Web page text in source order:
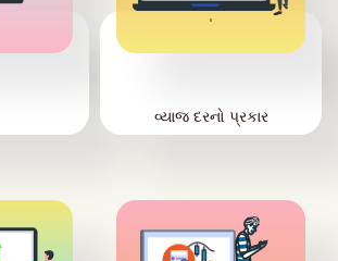
'
વ્યાજ દરનો પ્રકાર